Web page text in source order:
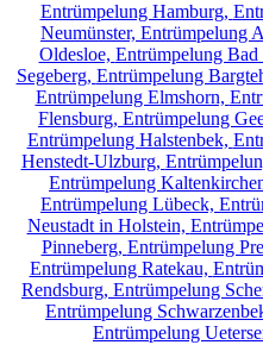
Entrümpelung Hamburg,
Neumünster, Entrümpelung
Oldesloe, Entrümpelung Bad
Segeberg, Entrümpelung
Entrümpelung Elmshorn,
Flensburg, Entrümpelung
Entrümpelung Halstenbek,
Henstedt-Ulzburg,
Entrümpelung
Entrümpelung Lübeck,
Neustadt in Holstein,
Pinneberg, Entrümpelung
Entrümpelung Ratekau,
Rendsburg, Entrümpelung
Entrümpelung
Entrümpelung